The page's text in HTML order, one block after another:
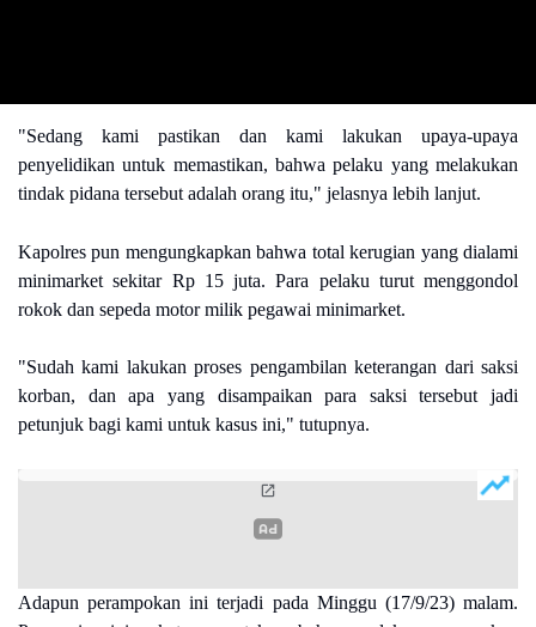
"Sedang kami pastikan dan kami lakukan upaya-upaya
penyelidikan untuk memastikan, bahwa pelaku yang melakukan
tindak pidana tersebut adalah orang itu," jelasnya lebih lanjut.
Kapolres pun mengungkapkan bahwa total kerugian yang dialami
minimarket sekitar Rp 15 juta. Para pelaku turut menggondol
rokok dan sepeda motor milik pegawai minimarket.
"Sudah kami lakukan proses pengambilan keterangan dari saksi
korban, dan apa yang disampaikan para saksi tersebut jadi
petunjuk bagi kami untuk kasus ini," tutupnya.
Adapun perampokan ini terjadi pada Minggu (17/9/23) malam.